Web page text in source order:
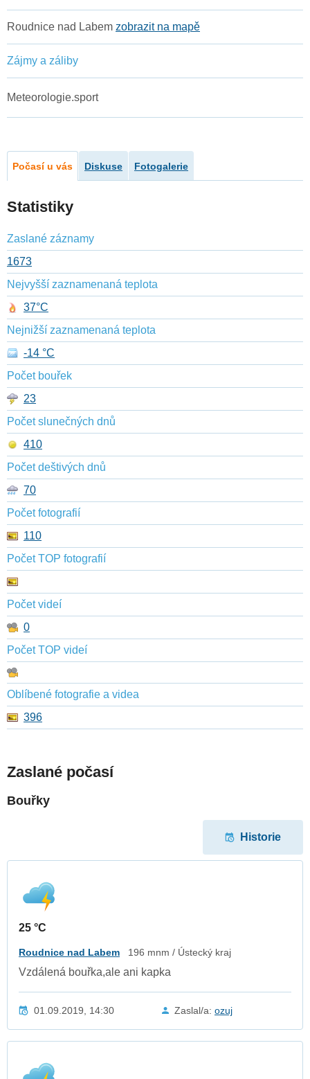
Roudnice nad Labem zobrazit na mapě
Zájmy a záliby
Meteorologie.sport
Počasí u vás Diskuse Fotogalerie
Statistiky
Zaslané záznamy
1673
Nejvyšší zaznamenaná teplota
37°C
Nejnižší zaznamenaná teplota
-14 °C
Počet bouřek
23
Počet slunečných dnů
410
Počet deštivých dnů
70
Počet fotografií
110
Počet TOP fotografií
Počet videí
0
Počet TOP videí
Oblíbené fotografie a videa
396
Zaslané počasí
Bouřky
Historie
25 °C
Roudnice nad Labem 196 mnm / Ústecký kraj
Vzdálená bouřka,ale ani kapka
01.09.2019, 14:30 Zaslal/a: ozuj